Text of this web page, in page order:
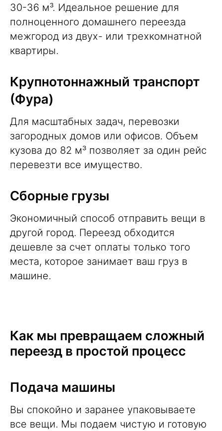
30-36 м³. Идеальное решение для
полноценного домашнего переезда
межгород из двух- или трехкомнатной
квартиры.
Крупнотоннажный транспорт
(Фура)
Для масштабных задач, перевозки
загородных домов или офисов. Объем
кузова до 82 м³ позволяет за один рейс
перевезти все имущество.
Сборные грузы
Экономичный способ отправить вещи в
другой город. Переезд обходится
дешевле за счет оплаты только того
места, которое занимает ваш груз в
машине.
Как мы превращаем сложный
переезд в простой процесс
Подача машины
Вы спокойно и заранее упаковываете
все вещи. Мы подаем чистую и готовую